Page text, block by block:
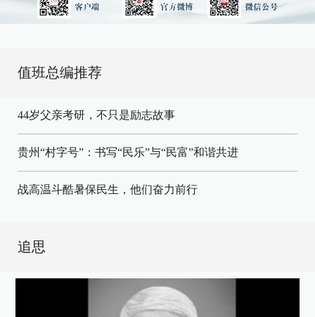
值班总编推荐
44岁父亲考研，不只是励志故事
贵州“村字号”：书写“民乐”与“民富”和谐共进
战高温斗酷暑保民生，他们奋力前行
追思